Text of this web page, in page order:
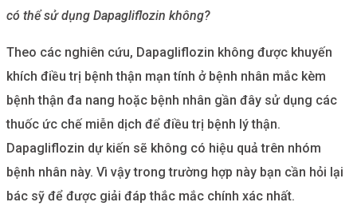
có thể sử dụng Dapagliflozin không?
Theo các nghiên cứu, Dapagliflozin không được khuyến
khích điều trị bệnh thận mạn tính ở bệnh nhân mắc kèm
bệnh thận đa nang hoặc bệnh nhân gần đây sử dụng các
thuốc ức chế miễn dịch để điều trị bệnh lý thận.
Dapagliflozin dự kiến sẽ không có hiệu quả trên nhóm
bệnh nhân này. Vì vậy trong trường hợp này bạn cần hỏi lại
bác sỹ để được giải đáp thắc mắc chính xác nhất.